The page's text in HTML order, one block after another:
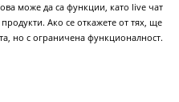
може да са функции, като live чат
Ако се откажете от тях, ще
но с ограничена функционалност.